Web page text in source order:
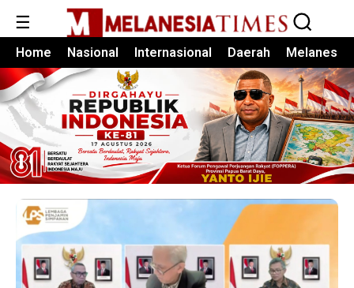
☰
Home Nasional Internasional Daerah Melanesia